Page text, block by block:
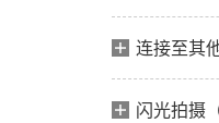
连接至其
闪光拍摄